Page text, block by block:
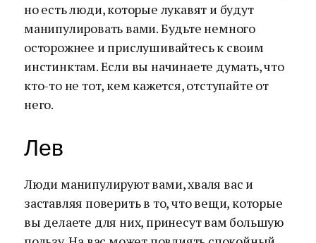
но есть люди, которые лукавят и будут
манипулировать вами. Будьте немного
осторожнее и прислушивайтесь к своим
инстинктам. Если вы начинаете думать, что
кто-то не тот, кем кажется, отступайте от
него.
Лев
Люди манипулируют вами, хваля вас и
заставляя поверить в то, что вещи, которые
вы делаете для них, принесут вам большую